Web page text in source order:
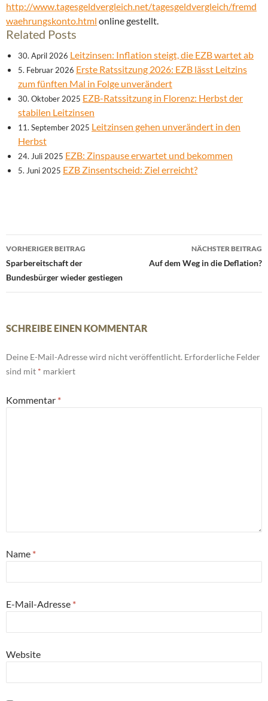
http://www.tagesgeldvergleich.net/tagesgeldvergleich/fremd
waehrungskonto.html online gestellt.
Related Posts
30. April 2026 Leitzinsen: Inflation steigt, die EZB wartet ab
5. Februar 2026 Erste Ratssitzung 2026: EZB lässt Leitzins
zum fünften Mal in Folge unverändert
30. Oktober 2025 EZB-Ratssitzung in Florenz: Herbst der
stabilen Leitzinsen
11. September 2025 Leitzinsen gehen unverändert in den
Herbst
24. Juli 2025 EZB: Zinspause erwartet und bekommen
5. Juni 2025 EZB Zinsentscheid: Ziel erreicht?
Beitrags-
Navigation
VORHERIGER BEITRAG
Sparbereitschaft der
Bundesbürger wieder gestiegen
NÄCHSTER BEITRAG
Auf dem Weg in die Deflation?
SCHREIBE EINEN KOMMENTAR
Deine E-Mail-Adresse wird nicht veröffentlicht. Erforderliche Felder
sind mit * markiert
Kommentar *
Name *
E-Mail-Adresse *
Website